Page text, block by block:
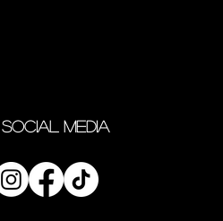
SOCIAL MEDIA